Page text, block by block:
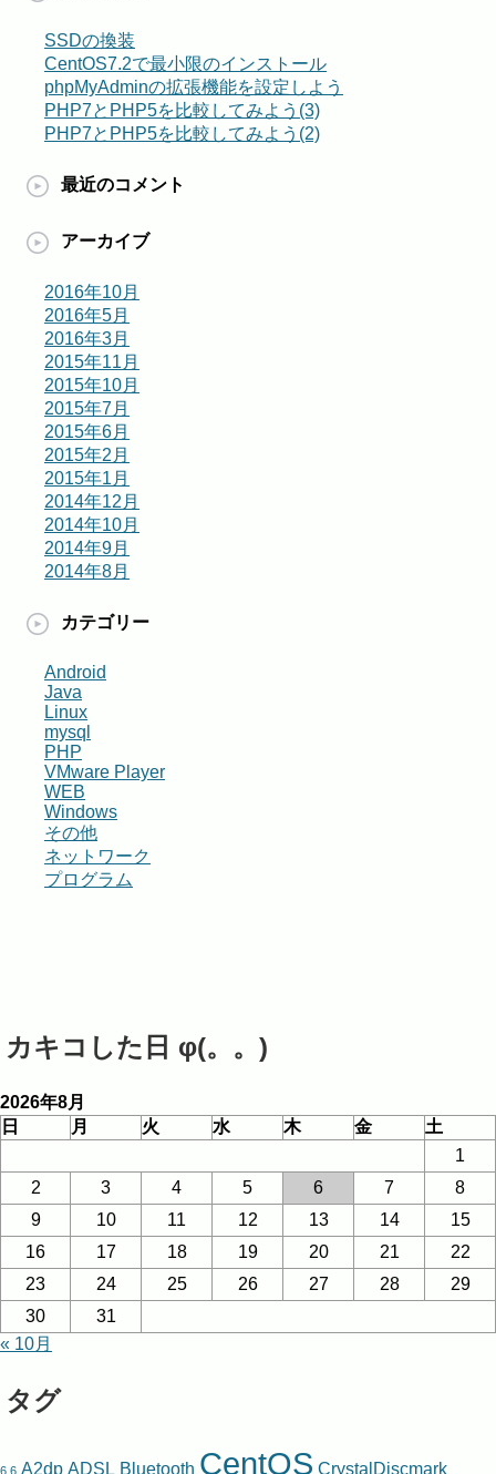
SSDの換装
CentOS7.2で最小限のインストール
phpMyAdminの拡張機能を設定しよう
PHP7とPHP5を比較してみよう(3)
PHP7とPHP5を比較してみよう(2)
最近のコメント
アーカイブ
2016年10月
2016年5月
2016年3月
2015年11月
2015年10月
2015年7月
2015年6月
2015年2月
2015年1月
2014年12月
2014年10月
2014年9月
2014年8月
カテゴリー
Android
Java
Linux
mysql
PHP
VMware Player
WEB
Windows
その他
ネットワーク
プログラム
カキコした日 φ(。。)
2026年8月
日
月 火 水 木 金
土
1
2
3 4 5 6 7
8
9
10 11 12 13 14
15
16
17 18 19 20 21
22
23
24 25 26 27 28
29
30
31
« 10月
タグ
6.6 A2dp ADSL Bluetooth CentOS CrystalDiscmark